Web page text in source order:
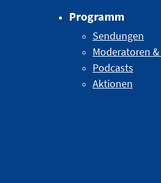
Programm
Sendungen
Moderatoren &
Podcasts
Aktionen